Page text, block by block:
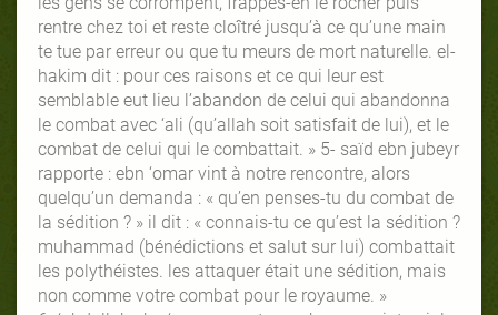
rentre chez toi et reste cloîtré jusqu’à ce qu’une main
te tue par erreur ou que tu meurs de mort naturelle. el-
hakim dit : pour ces raisons et ce qui leur est
semblable eut lieu l’abandon de celui qui abandonna
le combat avec ‘ali (qu’allah soit satisfait de lui), et le
combat de celui qui le combattait. » 5- saïd ebn jubeyr
rapporte : ebn ‘omar vint à notre rencontre, alors
quelqu’un demanda : « qu’en penses-tu du combat de
la sédition ? » il dit : « connais-tu ce qu’est la sédition ?
muhammad (bénédictions et salut sur lui) combattait
les polythéistes. les attaquer était une sédition, mais
non comme votre combat pour le royaume. »